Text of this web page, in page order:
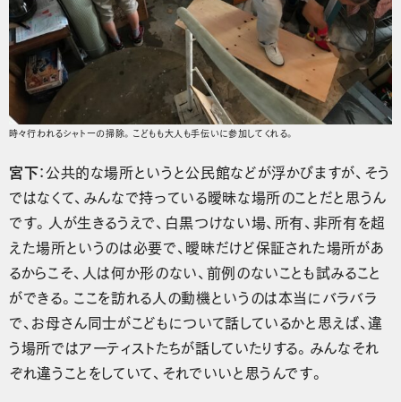
時々行われるシャトーの掃除。こどもも大人も手伝いに参加してくれる。
宮下：公共的な場所というと公民館などが浮かびますが、そう
ではなくて、みんなで持っている曖昧な場所のことだと思うん
です。人が生きるうえで、白黒つけない場、所有、非所有を超
えた場所というのは必要で、曖昧だけど保証された場所があ
るからこそ、人は何か形のない、前例のないことも試みること
ができる。ここを訪れる人の動機というのは本当にバラバラ
で、お母さん同士がこどもについて話しているかと思えば、違
う場所ではアーティストたちが話していたりする。みんなそれ
ぞれ違うことをしていて、それでいいと思うんです。